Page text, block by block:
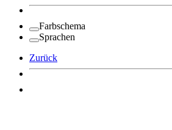
Farbschema
Sprachen
Zurück